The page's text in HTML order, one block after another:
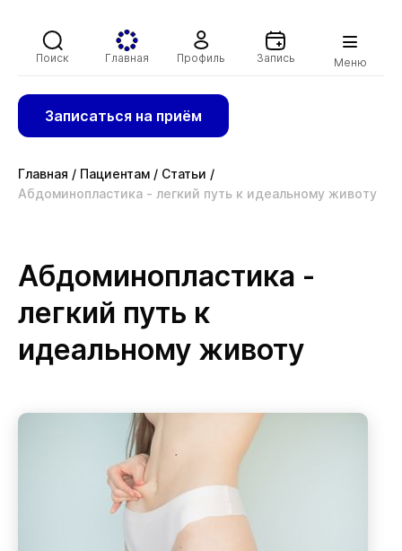
Поиск Главная Профиль Запись Меню
Записаться на приём
Главная / Пациентам / Статьи /
Абдоминопластика - легкий путь к идеальному животу
Абдоминопластика -
легкий путь к
идеальному животу